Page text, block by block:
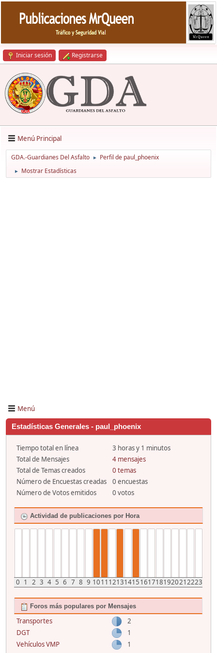
Iniciar sesión Registrarse
Menú Principal
GDA.-Guardianes Del Asfalto ► Perfil de paul_phoenix
► Mostrar Estadísticas
Menú
Estadísticas Generales - paul_phoenix
Tiempo total en línea
3 horas y 1 minutos
Total de Mensajes
4 mensajes
Total de Temas creados
0 temas
Número de Encuestas creadas
0 encuestas
Número de Votos emitidos
0 votos
Actividad de publicaciones por Hora
0 1 2 3 4 5 6 7 8 9 1011 121314151617181920212223
Foros más populares por Mensajes
Transportes
2
DGT
1
Vehículos VMP
1